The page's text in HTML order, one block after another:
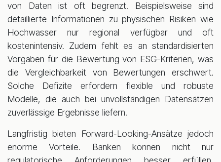
von Daten ist oft begrenzt. Beispielsweise sind
detaillierte Informationen zu physischen Risiken wie
Hochwasser nur regional verfügbar und oft
kostenintensiv. Zudem fehlt es an standardisierten
Vorgaben für die Bewertung von ESG-Kriterien, was
die Vergleichbarkeit von Bewertungen erschwert.
Solche Defizite erfordern flexible und robuste
Modelle, die auch bei unvollständigen Datensätzen
zuverlässige Ergebnisse liefern.
Langfristig bieten Forward-Looking-Ansätze jedoch
enorme Vorteile. Banken können nicht nur